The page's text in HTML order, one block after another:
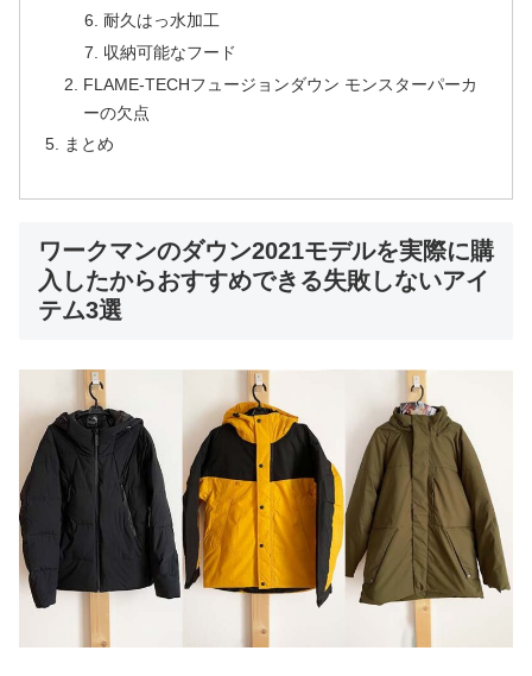
耐久はっ水加工
収納可能なフード
FLAME-TECHフュージョンダウン モンスターパーカ
ーの欠点
まとめ
ワークマンのダウン2021モデルを実際に購
入したからおすすめできる失敗しないアイ
テム3選